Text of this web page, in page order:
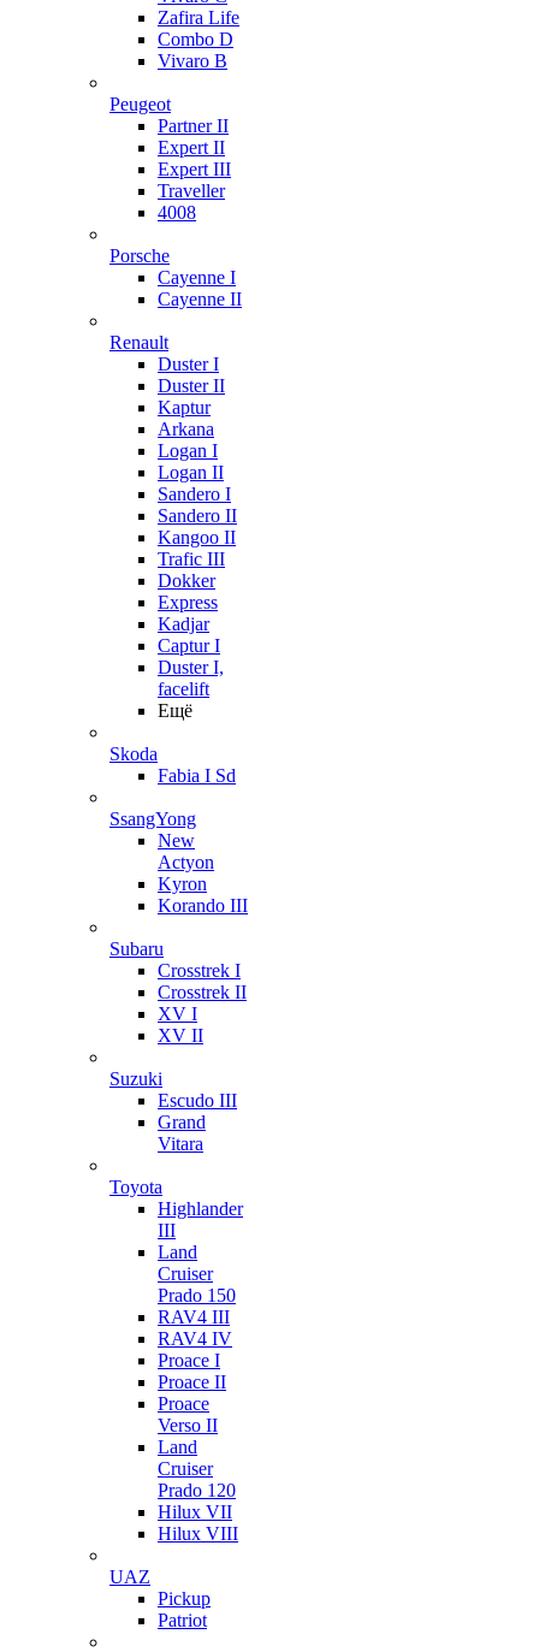
Zafira Life
Combo D
Vivaro B
Peugeot
Partner II
Expert II
Expert III
Traveller
4008
Porsche
Cayenne I
Cayenne II
Renault
Duster I
Duster II
Kaptur
Arkana
Logan I
Logan II
Sandero I
Sandero II
Kangoo II
Trafic III
Dokker
Express
Kadjar
Captur I
Duster I,
facelift
Ещё
Skoda
Fabia I Sd
SsangYong
New
Actyon
Kyron
Korando III
Subaru
Crosstrek I
Crosstrek II
XV I
XV II
Suzuki
Escudo III
Grand
Vitara
Toyota
Highlander
III
Land
Cruiser
Prado 150
RAV4 III
RAV4 IV
Proace I
Proace II
Proace
Verso II
Land
Cruiser
Prado 120
Hilux VII
Hilux VIII
UAZ
Pickup
Patriot